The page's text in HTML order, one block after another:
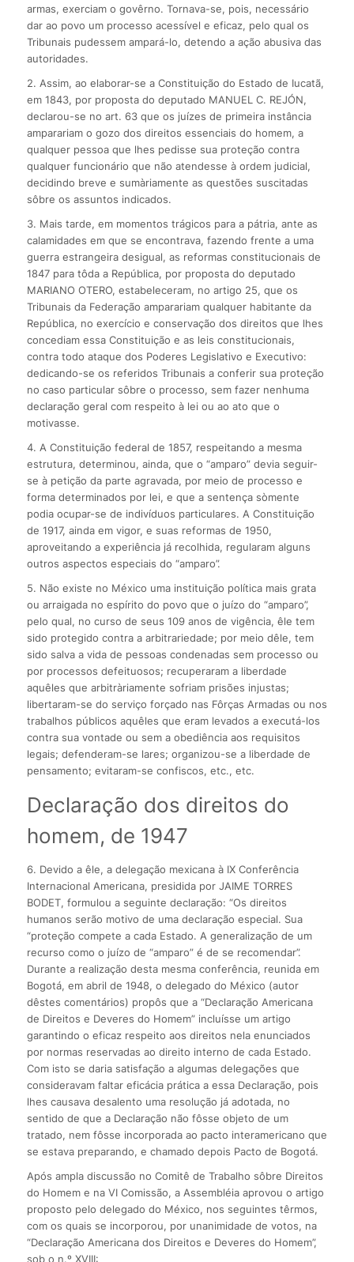
armas, exerciam o govêrno. Tornava-se, pois, necessário
dar ao povo um processo acessível e eficaz, pelo qual os
Tribunais pudessem ampará-lo, detendo a ação abusiva das
autoridades.
2. Assim, ao elaborar-se a Constituição do Estado de Iucatã,
em 1843, por proposta do deputado MANUEL C. REJÓN,
declarou-se no art. 63 que os juízes de primeira instância
amparariam o gozo dos direitos essenciais do homem, a
qualquer pessoa que lhes pedisse sua proteção contra
qualquer funcionário que não atendesse à ordem judicial,
decidindo breve e sumàriamente as questões suscitadas
sôbre os assuntos indicados.
3. Mais tarde, em momentos trágicos para a pátria, ante as
calamidades em que se encontrava, fazendo frente a uma
guerra estrangeira desigual, as reformas constitucionais de
1847 para tôda a República, por proposta do deputado
MARIANO OTERO, estabeleceram, no artigo 25, que os
Tribunais da Federação amparariam qualquer habitante da
República, no exercício e conservação dos direitos que lhes
concediam essa Constituição e as leis constitucionais,
contra todo ataque dos Poderes Legislativo e Executivo:
dedicando-se os referidos Tribunais a conferir sua proteção
no caso particular sôbre o processo, sem fazer nenhuma
declaração geral com respeito à lei ou ao ato que o
motivasse.
4. A Constituição federal de 1857, respeitando a mesma
estrutura, determinou, ainda, que o “amparo” devia seguir-
se à petição da parte agravada, por meio de processo e
forma determinados por lei, e que a sentença sòmente
podia ocupar-se de indivíduos particulares. A Constituição
de 1917, ainda em vigor, e suas reformas de 1950,
aproveitando a experiência já recolhida, regularam alguns
outros aspectos especiais do “amparo”.
5. Não existe no México uma instituição política mais grata
ou arraigada no espírito do povo que o juízo do “amparo”,
pelo qual, no curso de seus 109 anos de vigência, êle tem
sido protegido contra a arbitrariedade; por meio dêle, tem
sido salva a vida de pessoas condenadas sem processo ou
por processos defeituosos; recuperaram a liberdade
aquêles que arbitràriamente sofriam prisões injustas;
libertaram-se do serviço forçado nas Fôrças Armadas ou nos
trabalhos públicos aquêles que eram levados a executá-los
contra sua vontade ou sem a obediência aos requisitos
legais; defenderam-se lares; organizou-se a liberdade de
pensamento; evitaram-se confiscos, etc., etc.
Declaração dos direitos do
homem, de 1947
6. Devido a êle, a delegação mexicana à IX Conferência
Internacional Americana, presidida por JAIME TORRES
BODET, formulou a seguinte declaração: “Os direitos
humanos serão motivo de uma declaração especial. Sua
“proteção compete a cada Estado. A generalização de um
recurso como o juízo de “amparo” é de se recomendar”.
Durante a realização desta mesma conferência, reunida em
Bogotá, em abril de 1948, o delegado do México (autor
dêstes comentários) propôs que a “Declaração Americana
de Direitos e Deveres do Homem” incluísse um artigo
garantindo o eficaz respeito aos direitos nela enunciados
por normas reservadas ao direito interno de cada Estado.
Com isto se daria satisfação a algumas delegações que
consideravam faltar eficácia prática a essa Declaração, pois
lhes causava desalento uma resolução já adotada, no
sentido de que a Declaração não fôsse objeto de um
tratado, nem fôsse incorporada ao pacto interamericano que
se estava preparando, e chamado depois Pacto de Bogotá.
Após ampla discussão no Comitê de Trabalho sôbre Direitos
do Homem e na VI Comissão, a Assembléia aprovou o artigo
proposto pelo delegado do México, nos seguintes têrmos,
com os quais se incorporou, por unanimidade de votos, na
“Declaração Americana dos Direitos e Deveres do Homem”,
sob o n.º XVIII: